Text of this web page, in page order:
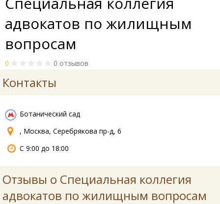
адвокатов по жилищным
вопросам
0 0 отзывов
Контакты
Ботанический сад
, Москва, Серебрякова пр-д, 6
С 9:00 до 18:00
Отзывы о Специальная коллегия
адвокатов по жилищным вопросам